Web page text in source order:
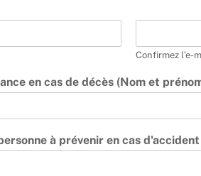
Confirmez l’e-
en cas de décès (Nom et
à prévenir en cas d'accident